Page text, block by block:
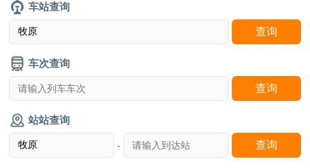
车站查询
车次查询
站站查询
-